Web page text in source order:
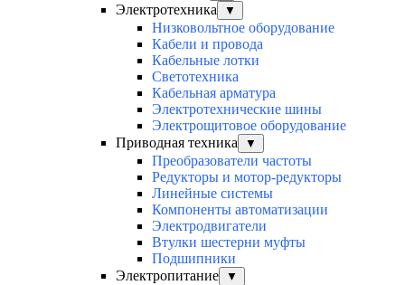
Электротехника ▼
Низковольтное оборудование
Кабели и провода
Кабельные лотки
Светотехника
Кабельная арматура
Электротехнические шины
Электрощитовое оборудование
Приводная техника
▼
Преобразователи частоты
Редукторы и мотор-редукторы
Линейные системы
Компоненты автоматизации
Электродвигатели
Втулки шестерни муфты
Подшипники
Электропитание
▼